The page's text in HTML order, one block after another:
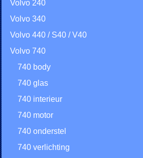
Volvo 240
Volvo 340
Volvo 440 / S40 / V40
Volvo 740
740 body
740 glas
740 interieur
740 motor
740 onderstel
740 verlichting